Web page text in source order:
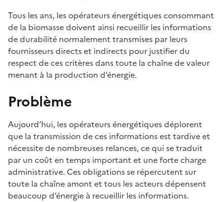
Tous les ans, les opérateurs énergétiques consommant
de la biomasse doivent ainsi recueillir les informations
de durabilité normalement transmises par leurs
fournisseurs directs et indirects pour justifier du
respect de ces critères dans toute la chaîne de valeur
menant à la production d’énergie.
Problème
Aujourd’hui, les opérateurs énergétiques déplorent
que la transmission de ces informations est tardive et
nécessite de nombreuses relances, ce qui se traduit
par un coût en temps important et une forte charge
administrative. Ces obligations se répercutent sur
toute la chaîne amont et tous les acteurs dépensent
beaucoup d’énergie à recueillir les informations.